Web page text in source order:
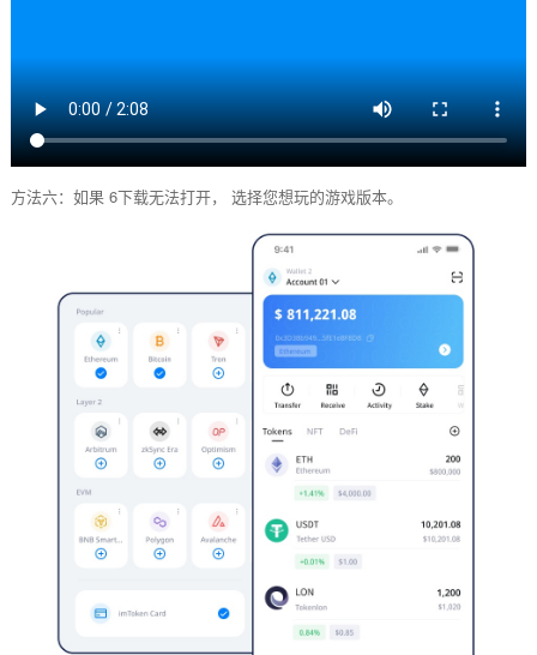
方法六：如果 6下载无法打开， 选择您想玩的游戏版本。